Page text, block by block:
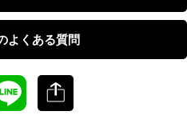
よくある質問